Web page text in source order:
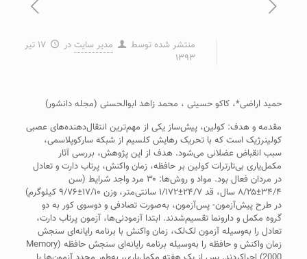
منتشر شده توسط مدیر سایت در
۱۷ تیر
۱۳۹۳
حميد اراضی*، کاکو حسينی ، محمد زاهد ابوالحسنی (مجله دانشور)
مقدمه و هدف: کولين، پيش‌ساز يکی از مهم‌ترين انتقال‌دهنده‌های عصبی
کولينرژيک است که با تحريک رهايش کلسيم از شبکه سارکوپلاسمی،
سبب انقباض عضلانی می‌شود. هدف از اين پژوهش، بررسی آثار
مکمل‌ياری بی‌تارترات کولين بر حافظه، زمان واکنش، پرتاب دارت و تعادل
در مردان فعال بود. مواد و روش‌ها: ۳۰ مرد واجد شرايط (سن
۳۴/۴±۸/۲۵ سال، قد ۲۴/۷±۱/۱۷۲ سانتی‌متر، وزن ۱۷/۱۰±۹/۷۶ کيلوگرم)
در طرح پيش‌آزمون- پس‌آزمون، به‌صورت تصادفی و دوسوی کور به دو
گروه مکمل و دارونما تقسيم‌شدند. ابتدا آزمودنی‌ها، آزمون پرتاب دارت،
تعادل را به‌وسيله‌ آزمون لک‌لک، زمان واکنش با برنامه رايانه‌ای سنجش
زمان واکنش و حافظه را به‌وسيله‌ برنامه رايانه‌ای سنجش حافظه (Memory